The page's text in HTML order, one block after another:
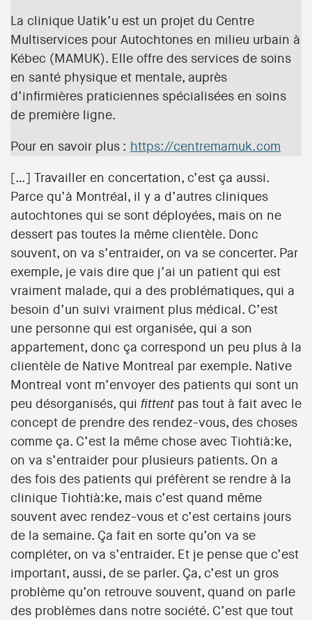
La clinique Uatik’u est un projet du Centre
Multiservices pour Autochtones en milieu urbain à
Kébec (MAMUK). Elle offre des services de soins
en santé physique et mentale, auprès
d’infirmières praticiennes spécialisées en soins
de première ligne.
Pour en savoir plus : https://centremamuk.com
[…] Travailler en concertation, c’est ça aussi.
Parce qu’à Montréal, il y a d’autres cliniques
autochtones qui se sont déployées, mais on ne
dessert pas toutes la même clientèle. Donc
souvent, on va s’entraider, on va se concerter. Par
exemple, je vais dire que j’ai un patient qui est
vraiment malade, qui a des problématiques, qui a
besoin d’un suivi vraiment plus médical. C’est
une personne qui est organisée, qui a son
appartement, donc ça correspond un peu plus à la
clientèle de Native Montreal par exemple. Native
Montreal vont m’envoyer des patients qui sont un
peu désorganisés, qui fittentpas tout à fait avec le
concept de prendre des rendez-vous, des choses
comme ça. C’est la même chose avec Tiohtià:ke,
on va s’entraider pour plusieurs patients. On a
des fois des patients qui préfèrent se rendre à la
clinique Tiohtià:ke, mais c’est quand même
souvent avec rendez-vous et c’est certains jours
de la semaine. Ça fait en sorte qu’on va se
compléter, on va s’entraider. Et je pense que c’est
important, aussi, de se parler. Ça, c’est un gros
problème qu’on retrouve souvent, quand on parle
des problèmes dans notre société. C’est que tout